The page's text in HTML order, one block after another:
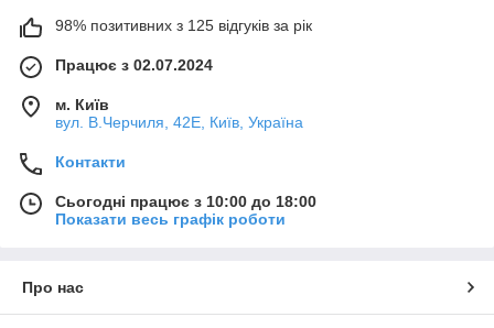
98% позитивних з 125 відгуків за рік
Працює з 02.07.2024
м. Київ
вул. В.Черчиля, 42Е, Київ, Україна
Контакти
Сьогодні працює з 10:00 до 18:00
Показати весь графік роботи
Про нас